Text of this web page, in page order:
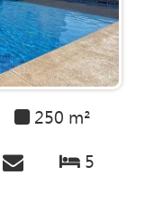
250 m²
5